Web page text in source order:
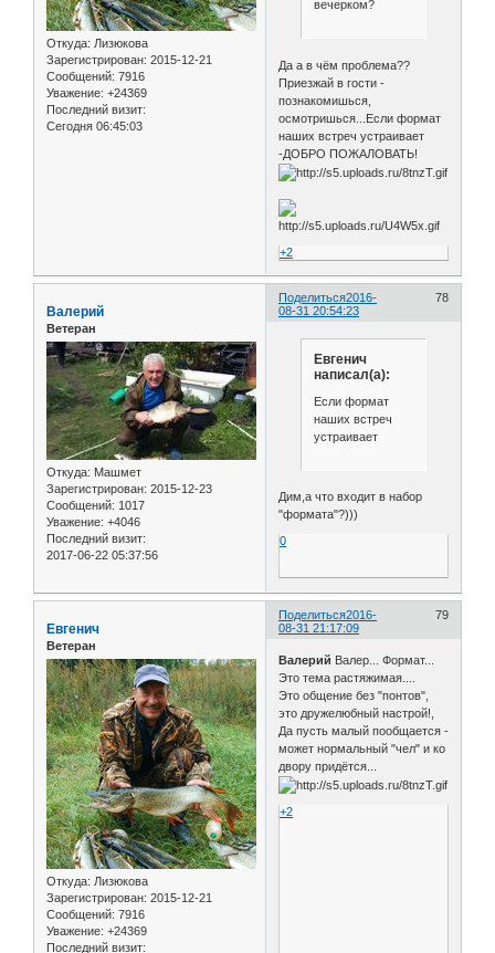
Откуда: Лизюкова
Зарегистрирован: 2015-12-21
Сообщений: 7916
Уважение: +24369
Последний визит:
Сегодня 06:45:03
вечерком?
Да а в чём проблема??
Приезжай в гости -
познакомишься,
осмотришься...Если формат
наших встреч устраивает
-ДОБРО ПОЖАЛОВАТЬ!
+2
Поделиться 78
2016-
08-31 20:54:23
Валерий
Ветеран
Откуда: Машмет
Зарегистрирован: 2015-12-23
Сообщений: 1017
Уважение: +4046
Последний визит:
2017-06-22 05:37:56
Евгенич
написал(а):
Если формат
наших встреч
устраивает
Дим,а что входит в набор
"формата"?)))
0
Поделиться 79
2016-
08-31 21:17:09
Евгенич
Ветеран
Откуда: Лизюкова
Зарегистрирован: 2015-12-21
Сообщений: 7916
Уважение: +24369
Последний визит:
Валерий Валер... Формат...
Это тема растяжимая....
Это общение без "понтов",
это дружелюбный настрой!,
Да пусть малый пообщается -
может нормальный "чел" и ко
двору придётся...
+2